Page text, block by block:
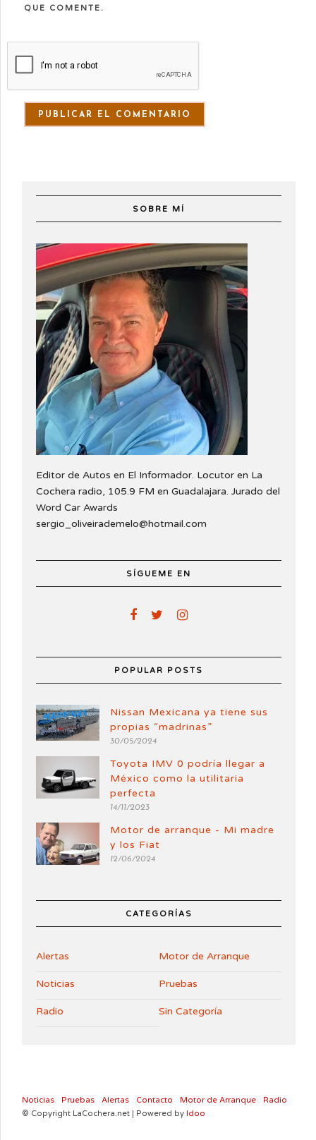
QUE COMENTE.
SOBRE MÍ
Editor de Autos en El Informador. Locutor en La
Cochera radio, 105.9 FM en Guadalajara. Jurado del
Word Car Awards
sergio_oliveirademelo@hotmail.com
SÍGUEME EN
POPULAR POSTS
Nissan Mexicana ya tiene sus
propias “madrinas”
30/05/2024
Toyota IMV 0 podría llegar a
México como la utilitaria
perfecta
14/11/2023
Motor de arranque - Mi madre
y los Fiat
12/06/2024
CATEGORÍAS
Alertas Motor de Arranque
Noticias Pruebas
Radio Sin Categoría
Noticias Pruebas Alertas Contacto Motor de Arranque
Radio
© Copyright LaCochera.net | Powered by Idoo